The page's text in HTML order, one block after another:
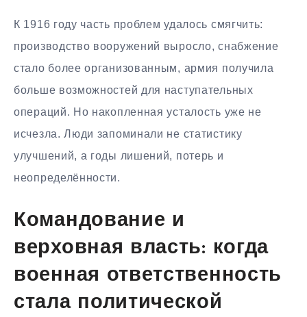
К 1916 году часть проблем удалось смягчить:
производство вооружений выросло, снабжение
стало более организованным, армия получила
больше возможностей для наступательных
операций. Но накопленная усталость уже не
исчезла. Люди запоминали не статистику
улучшений, а годы лишений, потерь и
неопределённости.
Командование и
верховная власть: когда
военная ответственность
стала политической